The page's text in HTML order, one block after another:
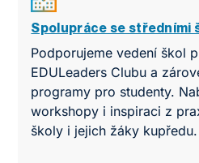
Spolupráce se středními
Podporujeme vedení škol
EDULeaders Clubu a
programy pro studenty.
workshopy i inspiraci z
školy i jejich žáky kupředu.